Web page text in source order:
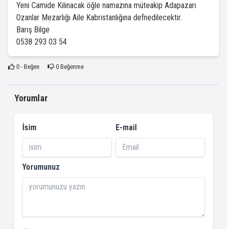
Yeni Camide Kılınacak öğle namazına müteakip Adapazarı
Ozanlar Mezarlığı Aile Kabristanlığına defnedilecektir.
Barış Bilge
0538 293 03 54
0- Beğen 0Beğenme
Yorumlar
İsim E-mail
Yorumunuz